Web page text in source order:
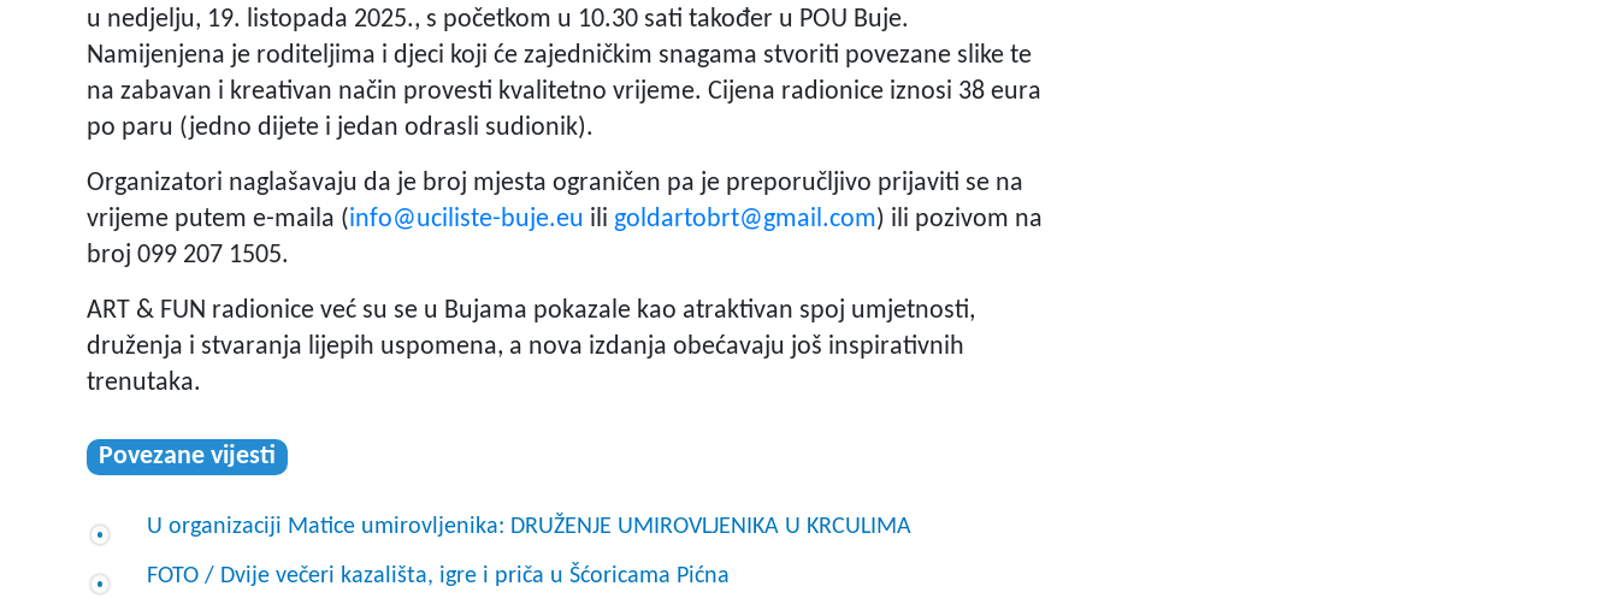
u nedjelju, 19. listopada 2025., s početkom u 10.30 sati također u POU Buje.
Namijenjena je roditeljima i djeci koji će zajedničkim snagama stvoriti povezane slike te
na zabavan i kreativan način provesti kvalitetno vrijeme. Cijena radionice iznosi 38 eura
po paru (jedno dijete i jedan odrasli sudionik).
Organizatori naglašavaju da je broj mjesta ograničen pa je preporučljivo prijaviti se na
vrijeme putem e-maila (info@uciliste-buje.eu ili goldartobrt@gmail.com) ili pozivom na
broj 099 207 1505.
ART & FUN radionice već su se u Bujama pokazale kao atraktivan spoj umjetnosti,
druženja i stvaranja lijepih uspomena, a nova izdanja obećavaju još inspirativnih
trenutaka.
Povezane vijesti
U organizaciji Matice umirovljenika: DRUŽENJE UMIROVLJENIKA U KRCULIMA
FOTO / Dvije večeri kazališta, igre i priča u Šćoricama Pićna